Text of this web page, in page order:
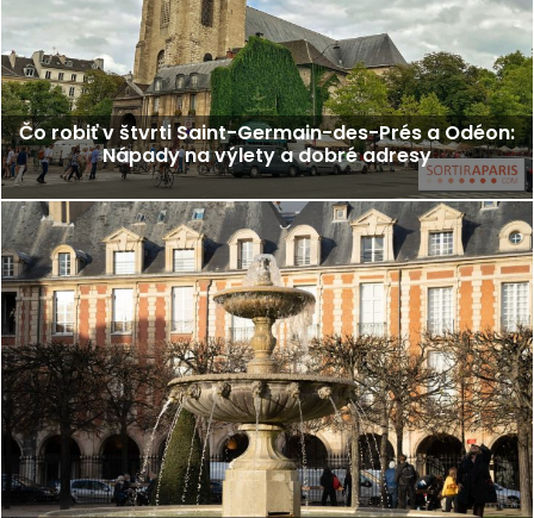
Čo robiť v štvrti Saint-Germain-des-Prés a Odéon:
Nápady na výlety a dobré adresy